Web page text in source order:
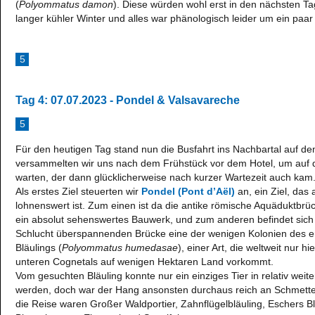
(Polyommatus damon). Diese würden wohl erst in den nächsten
langer kühler Winter und alles war phänologisch leider um ein
5
Tag 4: 07.07.2023 - Pondel & Valsavareche
5
Für den heutigen Tag stand nun die Busfahrt ins Nachbartal auf
versammelten wir uns nach dem Frühstück vor dem Hotel, um auf
warten, der dann glücklicherweise nach kurzer Wartezeit auch kam.
Als erstes Ziel steuerten wir Pondel (Pont d’Aël) an, ein Ziel, das
lohnenswert ist. Zum einen ist da die antike römische
ein absolut sehenswertes Bauwerk, und zum anderen befindet
Schlucht überspannenden Brücke eine der wenigen Kolonien des
Bläulings (Polyommatus humedasae), einer Art, die weltweit nur
unteren Cognetals auf wenigen Hektaren Land vorkommt.
Vom gesuchten Bläuling konnte nur ein einziges Tier in relativ
werden, doch war der Hang ansonsten durchaus reich an
die Reise waren Großer Waldportier, Zahnflügelbläuling, Eschers